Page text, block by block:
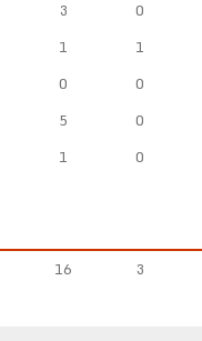
3 0
1
1
0
0
5
0
1 0
16 3